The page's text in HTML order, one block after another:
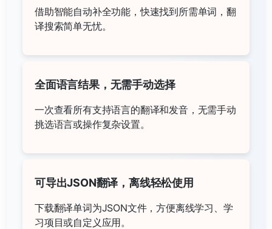
借助智能自动补全功能，快速找到所需单词，翻
译搜索简单无忧。
全面语言结果，无需手动选择
一次查看所有支持语言的翻译和发音，无需手动
挑选语言或操作复杂设置。
可导出JSON翻译，离线轻松使用
下载翻译单词为JSON文件，方便离线学习、学
习项目或自定义应用。